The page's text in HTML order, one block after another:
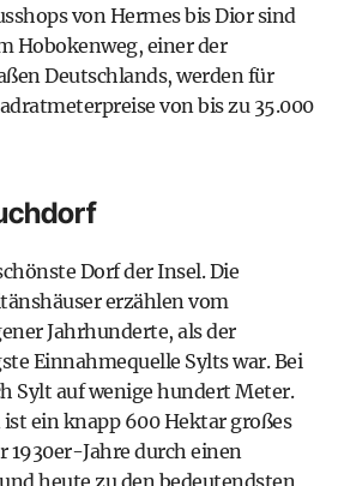
von Hermes bis Dior sind
Hobokenweg, einer der
Deutschlands, werden für
von bis zu 35.000
Dorf der Insel. Die
erzählen vom
Jahrhunderte, als der
Einnahmequelle Sylts war. Bei
Sylt auf wenige hundert Meter.
ein knapp 600 Hektar großes
1930er-Jahre durch einen